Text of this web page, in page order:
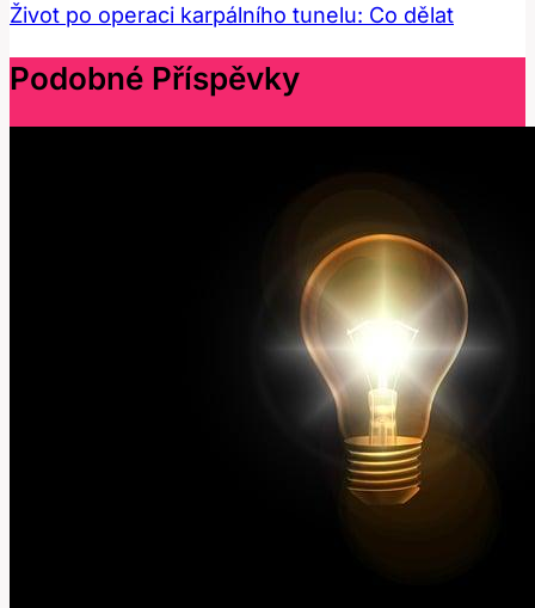
Život po operaci karpálního tunelu: Co dělat
Podobné Příspěvky